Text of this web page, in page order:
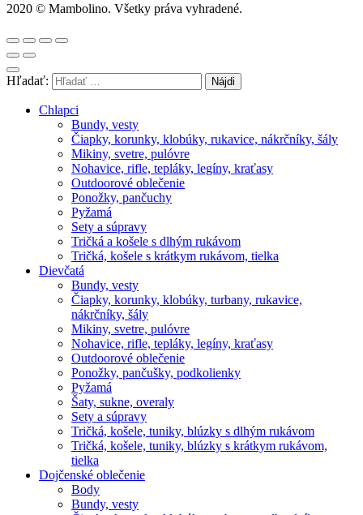
2020 © Mambolino. Všetky práva vyhradené.
Hľadať:
Chlapci
Bundy, vesty
Čiapky, korunky, klobúky, rukavice, nákrčníky, šály
Mikiny, svetre, pulóvre
Nohavice, rifle, tepláky, legíny, kraťasy
Outdoorové oblečenie
Ponožky, pančuchy
Pyžamá
Sety a súpravy
Tričká a košele s dlhým rukávom
Tričká, košele s krátkym rukávom, tielka
Dievčatá
Bundy, vesty
Čiapky, korunky, klobúky, turbany, rukavice,
nákrčníky, šály
Mikiny, svetre, pulóvre
Nohavice, rifle, tepláky, legíny, kraťasy
Outdoorové oblečenie
Ponožky, pančušky, podkolienky
Pyžamá
Šaty, sukne, overaly
Sety a súpravy
Tričká, košele, tuniky, blúzky s dlhým rukávom
Tričká, košele, tuniky, blúzky s krátkym rukávom,
tielka
Dojčenské oblečenie
Body
Bundy, vesty